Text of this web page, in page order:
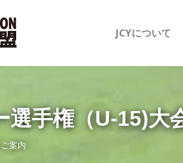
JCYについて
選手権（U-15)
案内